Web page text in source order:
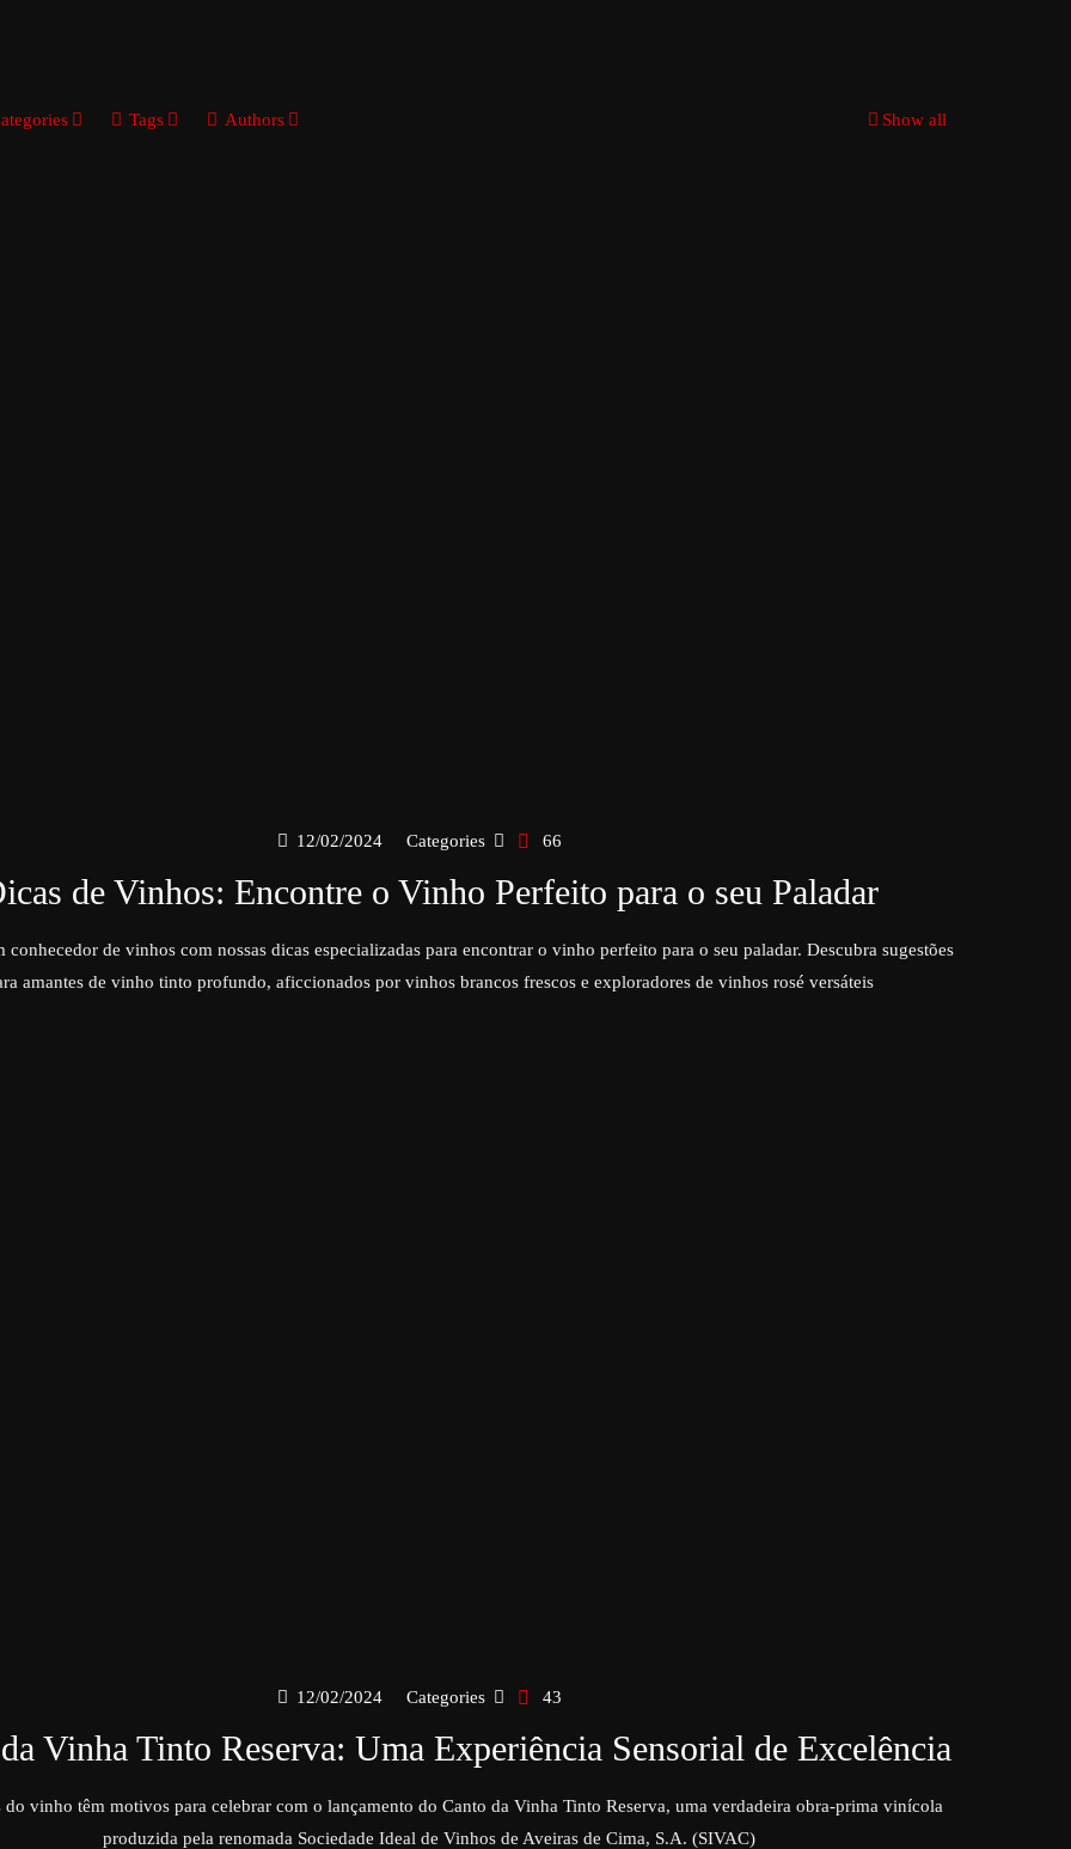
Tags Authors Show all
12/02/2024 Categories 66
de Vinhos: Encontre o Vinho Perfeito para o seu Paladar
conhecedor de vinhos com nossas dicas especializadas para encontrar o vinho perfeito para o seu paladar. Descubra sugestões
amantes de vinho tinto profundo, aficcionados por vinhos brancos frescos e exploradores de vinhos rosé versáteis
12/02/2024 Categories 43
Vinha Tinto Reserva: Uma Experiência Sensorial de Excelência
do vinho têm motivos para celebrar com o lançamento do Canto da Vinha Tinto Reserva, uma verdadeira obra-prima vinícola
produzida pela renomada Sociedade Ideal de Vinhos de Aveiras de Cima, S.A. (SIVAC)